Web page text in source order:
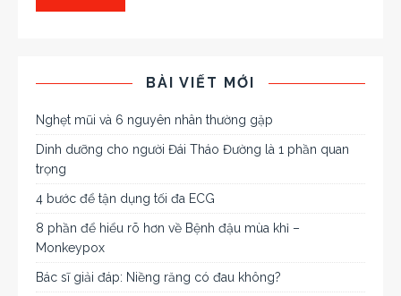
BÀI VIẾT MỚI
Nghẹt mũi và 6 nguyên nhân thường gặp
Dinh dưỡng cho người Đái Tháo Đường là 1 phần quan
trọng
4 bước để tận dụng tối đa ECG
8 phần để hiểu rõ hơn về Bệnh đậu mùa khỉ –
Monkeypox
Bác sĩ giải đáp: Niềng răng có đau không?